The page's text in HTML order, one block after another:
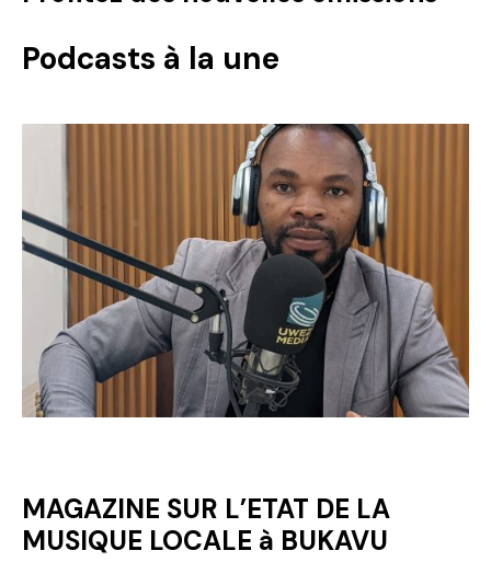
Podcasts à la une
MAGAZINE SUR L’ETAT DE LA
MUSIQUE LOCALE à BUKAVU